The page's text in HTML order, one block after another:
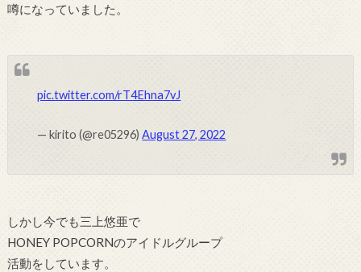
噂になっていました。
pic.twitter.com/rT4Ehna7vJ
— kirito (@re05296)August 27, 2022
しかし今でも三上悠亜で
HONEY POPCORNのアイドルグループ
活動をしています。